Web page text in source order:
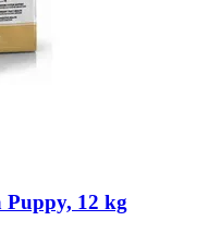
Puppy, 12 kg